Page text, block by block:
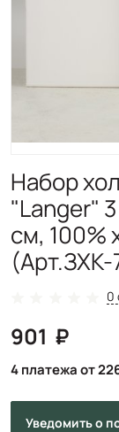
Набор
"Langer"
см, 100%
(Арт.ЗХК-
0
901
4 платежа от
Уведомитьо